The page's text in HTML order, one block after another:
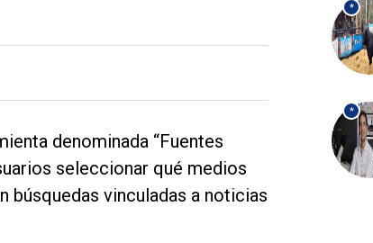
denominada “Fuentes
seleccionar qué medios
búsquedas vinculadas a noticias
*
*